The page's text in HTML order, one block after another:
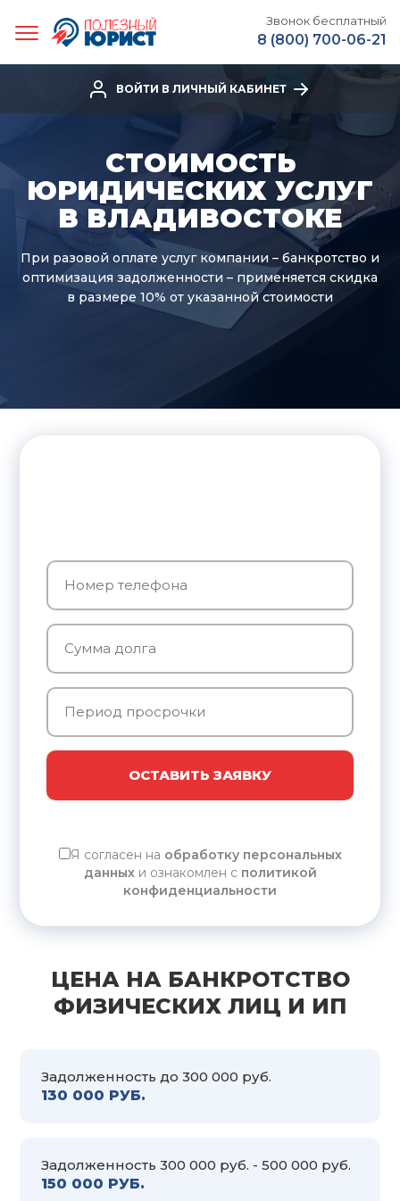
Звонок бесплатный
8 (800) 700-06-21
ВОЙТИ В ЛИЧНЫЙ КАБИНЕТ
СТОИМОСТЬ
ЮРИДИЧЕСКИХ УСЛУГ
В ВЛАДИВОСТОКЕ
При разовой оплате услуг компании – банкротство и
оптимизация задолженности – применяется скидка
в размере 10% от указанной стоимости
ОСТАВИТЬ ЗАЯВКУ
Я согласен на обработку персональных
данныхи ознакомлен с политикой
конфиденциальности
ЦЕНА НА БАНКРОТСТВО
ФИЗИЧЕСКИХ ЛИЦ И ИП
Задолженность до 300 000 руб.
130 000 РУБ.
Задолженность 300 000 руб. - 500 000 руб.
150 000 РУБ.